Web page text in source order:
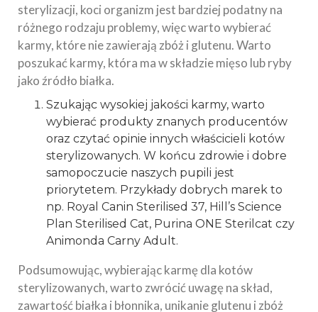
sterylizacji, koci organizm jest bardziej podatny na
różnego rodzaju problemy, więc warto wybierać
karmy, które nie zawierają zbóż i glutenu. Warto
poszukać karmy, która ma w składzie mięso lub ryby
jako źródło białka.
Szukając wysokiej jakości karmy, warto
wybierać produkty znanych producentów
oraz czytać opinie innych właścicieli kotów
sterylizowanych. W końcu zdrowie i dobre
samopoczucie naszych pupili jest
priorytetem. Przykłady dobrych marek to
np. Royal Canin Sterilised 37, Hill’s Science
Plan Sterilised Cat, Purina ONE Sterilcat czy
Animonda Carny Adult.
Podsumowując, wybierając karmę dla kotów
sterylizowanych, warto zwrócić uwagę na skład,
zawartość białka i błonnika, unikanie glutenu i zbóż